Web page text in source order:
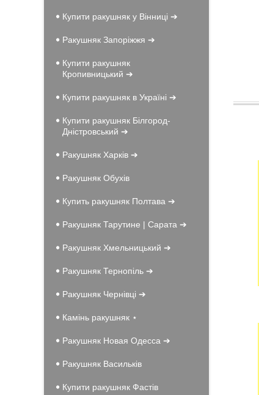
Купити ракушняк у Вінниці ➔
Ракушняк Запоріжжя ➔
Купити ракушняк
Кропивницький ➔
Купити ракушняк в Україні ➔
Купити ракушняк Білгород-
Дністровський ➔
Ракушняк Харків ➔
Ракушняк Обухів
Купить ракушняк Полтава ➔
Ракушняк Тарутине | Сарата ➔
Ракушняк Хмельницький ➔
Ракушняк Тернопіль ➔
Ракушняк Чернівці ➔
Камінь ракушняк ⋆
Ракушняк Новая Одесса ➔
Ракушняк Васильків
Купити ракушняк Фастів